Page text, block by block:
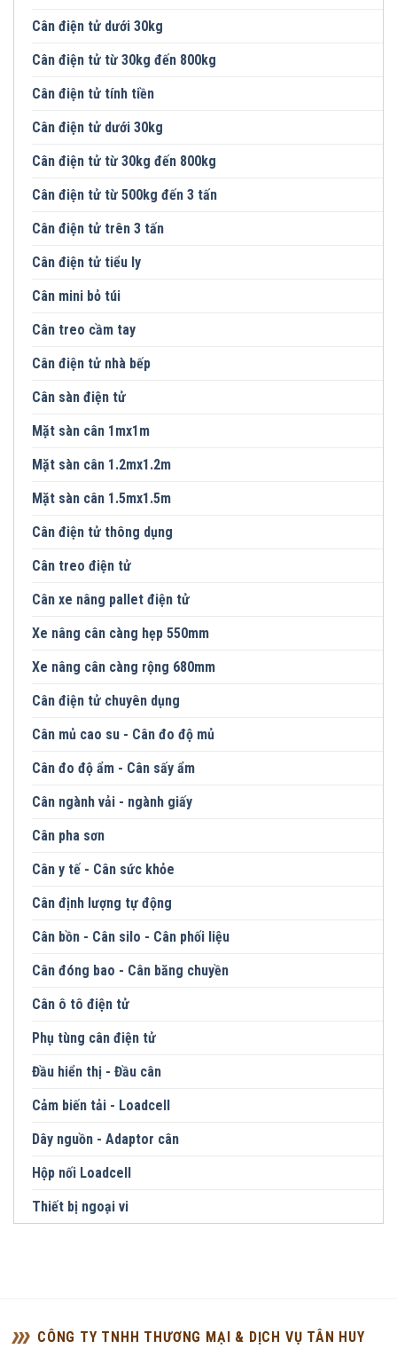
Cân điện tử dưới 30kg
Cân điện tử từ 30kg đến 800kg
Cân điện tử tính tiền
Cân điện tử dưới 30kg
Cân điện tử từ 30kg đến 800kg
Cân điện tử từ 500kg đến 3 tấn
Cân điện tử trên 3 tấn
Cân điện tử tiểu ly
Cân mini bỏ túi
Cân treo cầm tay
Cân điện tử nhà bếp
Cân sàn điện tử
Mặt sàn cân 1mx1m
Mặt sàn cân 1.2mx1.2m
Mặt sàn cân 1.5mx1.5m
Cân điện tử thông dụng
Cân treo điện tử
Cân xe nâng pallet điện tử
Xe nâng cân càng hẹp 550mm
Xe nâng cân càng rộng 680mm
Cân điện tử chuyên dụng
Cân mủ cao su - Cân đo độ mủ
Cân đo độ ẩm - Cân sấy ẩm
Cân ngành vải - ngành giấy
Cân pha sơn
Cân y tế - Cân sức khỏe
Cân định lượng tự động
Cân bồn - Cân silo - Cân phối liệu
Cân đóng bao - Cân băng chuyền
Cân ô tô điện tử
Phụ tùng cân điện tử
Đầu hiển thị - Đầu cân
Cảm biến tải - Loadcell
Dây nguồn - Adaptor cân
Hộp nối Loadcell
Thiết bị ngoại vi
CÔNG TY TNHH THƯƠNG MẠI & DỊCH VỤ TÂN HUY